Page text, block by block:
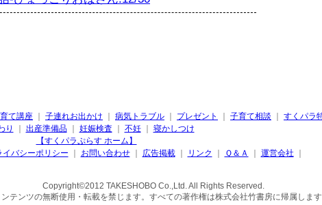
て講座 ｜ 子連れお出かけ ｜ 病気トラブル ｜ プレゼント ｜ 子育て相談 ｜ すくパラ
り
｜ 出産準備品 ｜ 妊娠検査 ｜ 不妊 ｜ 寝かしつけ
【すくパラぷらす ホーム】
イバシーポリシー
｜ お問い合わせ ｜ 広告掲載 ｜ リンク ｜ Ｑ＆Ａ ｜ 運営会社 ｜
Copyright©2012 TAKESHOBO Co.,Ltd. All Rights Reserved.
テンツの無断使用・転載を禁じます。すべての著作権は株式会社竹書房に帰属します